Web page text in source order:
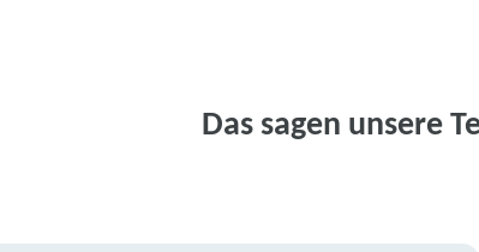
Das sagen unsere